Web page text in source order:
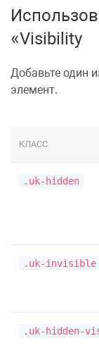
Visibility
Добавьте один
элемент.
КЛАСС
.uk-hidden
.uk-invisible
.uk-hidden-